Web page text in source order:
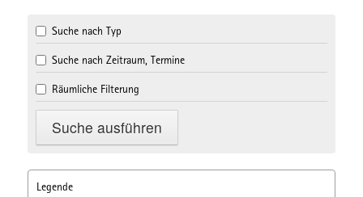
Suche nach Typ
Suche nach Zeitraum, Termine
Räumliche Filterung
Legende